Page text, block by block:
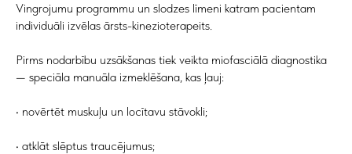
Vingrojumu programmu un slodzes līmeni katram pacientam
individuāli izvēlas ārsts-kinezioterapeits.
Pirms nodarbību uzsākšanas tiek veikta miofasciālā diagnostika
— speciāla manuāla izmeklēšana, kas ļauj:
• novērtēt muskuļu un locītavu stāvokli;
• atklāt slēptus traucējumus;